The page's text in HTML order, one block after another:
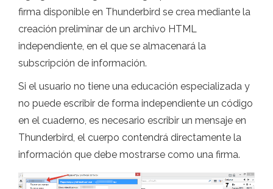
firma disponible en Thunderbird se crea mediante la
creación preliminar de un archivo HTML
independiente, en el que se almacenará la
subscripción de información.
Si el usuario no tiene una educación especializada y
no puede escribir de forma independiente un código
en el cuaderno, es necesario escribir un mensaje en
Thunderbird, el cuerpo contendrá directamente la
información que debe mostrarse como una firma.